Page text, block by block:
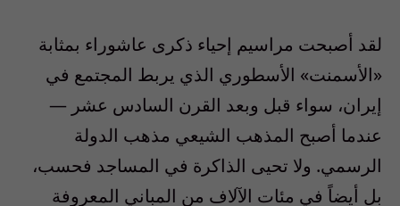
لقد أصبحت مراسيم إحياء ذكرى عاشوراء بمثابة
«الأسمنت» الأسطوري الذي يربط المجتمع في
إيران، سواء قبل وبعد القرن السادس عشر —
عندما أصبح المذهب الشيعي مذهب الدولة
الرسمي. ولا تحيى الذاكرة في المساجد فحسب،
بل أيضاً في مئات الآلاف من المباني المعروفة